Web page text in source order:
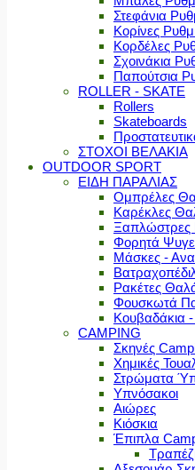
Στεφάνια
Κορίνες
Κορδέλες
Σχοινάκια
Παπούτσια
ROLLER - SKATE
Rollers
Skateboards
ΣΤΟΧΟΙ ΒΕΛΑΚΙΑ
OUTDOOR SPORT
ΕΙΔΗ ΠΑΡΑΛΙΑΣ
Ομπρέλες
Καρέκλες
Ξαπλώστρες
Φορητά
Μάσκες -
Ρακέτες
Φουσκωτά
Κουβαδάκια -
CAMPING
Σκηνές
Χημικές
Στρώματα
Υπνόσακοι
Αιώρες
Κιόσκια
Έπιπλα